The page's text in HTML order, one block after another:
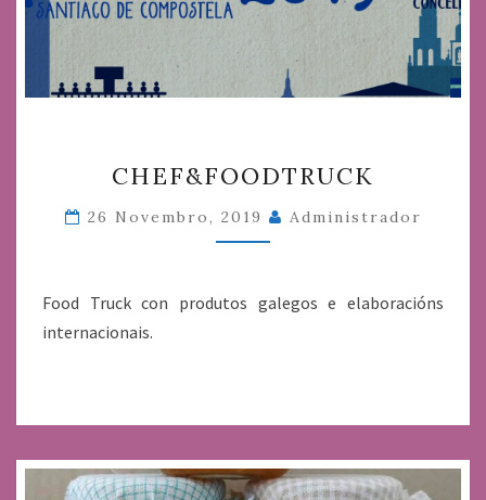
CHEF&FOODTRUCK
26 Novembro, 2019 Administrador
Food Truck con produtos galegos e elaboracións
internacionais.